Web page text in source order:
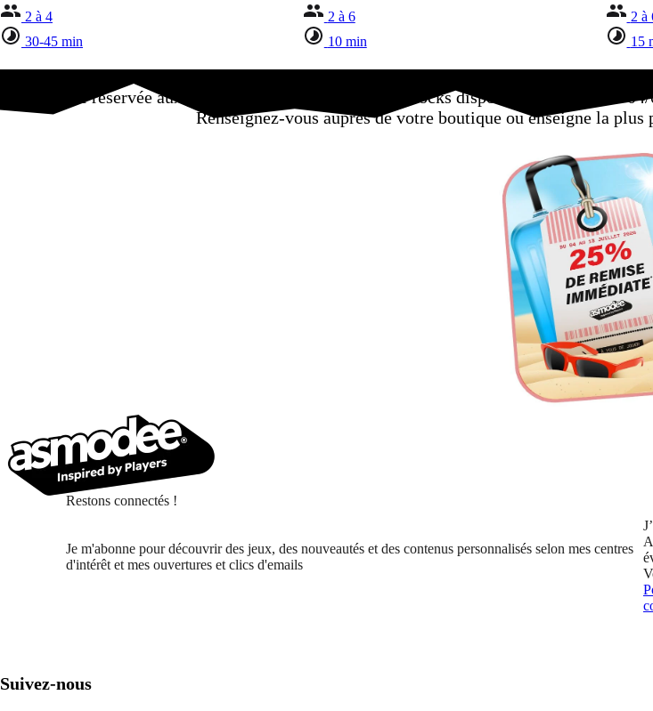
2 à 4
30-45 min
2 à 6
10 min
2 à
15
Offre réservée aux particuliers dans la limite des stocks disponibles, valable du
Renseignez-vous auprès de votre boutique ou enseigne la
Restons connectés !
Je m'abonne pour découvrir des jeux, des nouveautés et des contenus personnalisés selon mes centres
d'intérêt et mes ouvertures et clics d'emails
Suivez-nous